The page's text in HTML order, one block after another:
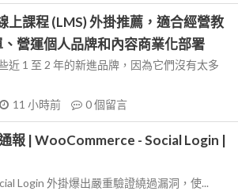
上課程 (LMS) 外掛推薦，適合經營教
營運個人品牌和內容商業化部署
近 1 至 2 年的新進品牌，因為它們沒有太多
11 小時前 0個留言
報 | WooCommerce - Social Login |
Login 外掛爆出嚴重驗證繞過漏洞，使...